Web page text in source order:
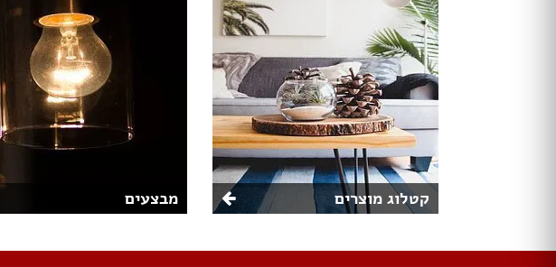
קטלוג מוצרים מבצעים